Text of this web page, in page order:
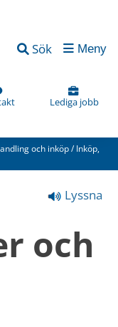
Sök Meny
Lediga jobb
och inköp/ Inköp,
Lyssna
och